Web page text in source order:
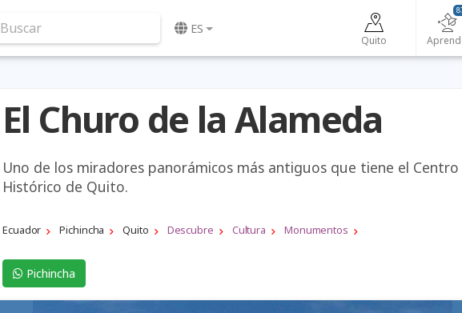
Buscar ES
Quito
El Churo de la Alameda
Uno de los miradores panorámicos más antiguos que tiene el Centro
Histórico de Quito.
Ecuador Pichincha Quito Descubre Cultura Monumentos
Pichincha